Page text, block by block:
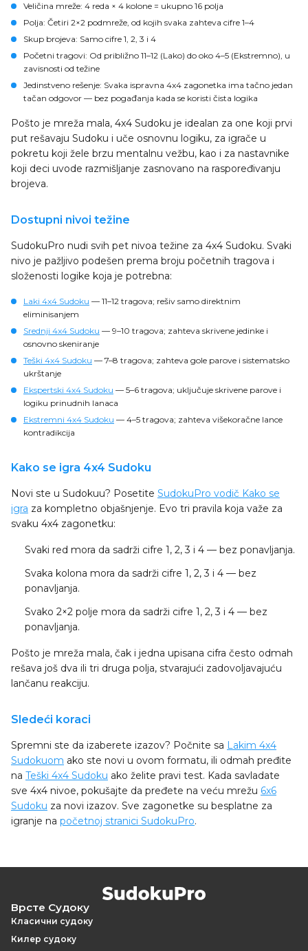
Veličina mreže: 4 reda × 4 kolone = ukupno 16 polja
Polja: Četiri 2×2 podmreže, od kojih svaka zahteva cifre 1–4
Skup brojeva: Samo cifre 1, 2, 3 i 4
Početni tragovi: Od približno 11–12 (Lako) do oko 4–5 (Ekstremno), u
zavisnosti od težine
Jedinstveno rešenje: Svaka ispravna 4x4 zagonetka ima tačno jedan
tačan odgovor — bez pogađanja kada se koristi čista logika
Pošto je mreža mala, 4x4 Sudoku je idealan za one koji prvi
put rešavaju Sudoku i uče osnovnu logiku, za igrače u
pokretu koji žele brzu mentalnu vežbu, kao i za nastavnike
koji deci uvode razmišljanje zasnovano na raspoređivanju
brojeva.
Dostupni nivoi težine
SudokuPro nudi svih pet nivoa težine za 4x4 Sudoku. Svaki
nivo je pažljivo podešen prema broju početnih tragova i
složenosti logike koja je potrebna:
Laki 4x4 Sudoku — 11–12 tragova; rešiv samo direktnim
eliminisanjem
Srednji 4x4 Sudoku — 9–10 tragova; zahteva skrivene jedinke i
osnovno skeniranje
Teški 4x4 Sudoku — 7–8 tragova; zahteva gole parove i sistematsko
ukrštanje
Ekspertski 4x4 Sudoku — 5–6 tragova; uključuje skrivene parove i
logiku prinudnih lanaca
Ekstremni 4x4 Sudoku — 4–5 tragova; zahteva višekoračne lance
kontradikcija
Kako se igra 4x4 Sudoku
Novi ste u Sudokuu? Posetite SudokuPro vodič Kako se
igra za kompletno objašnjenje. Evo tri pravila koja važe za
svaku 4x4 zagonetku:
Svaki red mora da sadrži cifre 1, 2, 3 i 4 — bez ponavljanja.
Svaka kolona mora da sadrži cifre 1, 2, 3 i 4 — bez
ponavljanja.
Svako 2×2 polje mora da sadrži cifre 1, 2, 3 i 4 — bez
ponavljanja.
Pošto je mreža mala, čak i jedna upisana cifra često odmah
rešava još dva ili tri druga polja, stvarajući zadovoljavajuću
lančanu reakciju.
Sledeći koraci
Spremni ste da izaberete izazov? Počnite sa Lakim 4x4
Sudokuom ako ste novi u ovom formatu, ili odmah pređite
na Teški 4x4 Sudoku ako želite pravi test. Kada savladate
sve 4x4 nivoe, pokušajte da pređete na veću mrežu 6x6
Sudoku za novi izazov. Sve zagonetke su besplatne za
igranje na početnoj stranici SudokuPro.
Врсте Судоку
Класични судоку
Килер судоку